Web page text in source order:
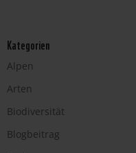
Kategorien
Alpen
Arten
Biodiversität
Blogbeitrag